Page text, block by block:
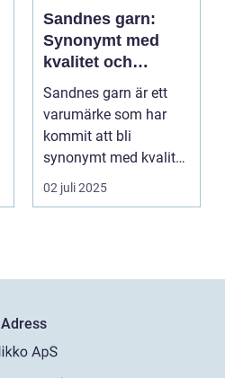
Sandnes garn:
Synonymt med
kvalitet och
tradition
Sandnes garn är ett
varumärke som har
kommit att bli
synonymt med kvalitet
och tradition i...
02 juli 2025
Adress